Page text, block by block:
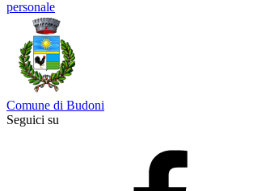
personale
Comune di Budoni
Seguici su